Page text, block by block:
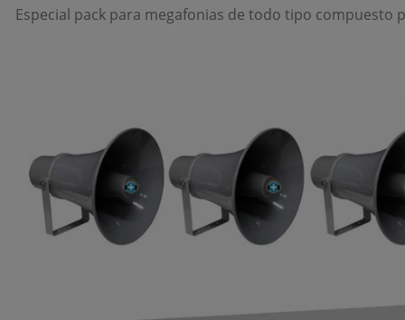
Especial pack para megafonias de todo tipo